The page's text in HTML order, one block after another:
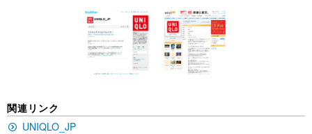
[EdoErgo] オフィスチェア 椅子 テレワーク 疲れな
い 跳ね上げ式アームレスト コンパクト 約105度ロッ
キング pc 事務椅子 360度回転 座面昇降 強化ナイロ
ン樹脂ベース 通気性メッシュ 在宅ワーク H-WY01
(黒網+黒枠+黒足)
￥5,699
ュチェア 人間工学 疲れない ブラック
EIZO ビジネス向けプレミアムモニター | FlexScan
EV3240X-WT | 31.5型4K UHD・USB Type-C・ホワ
イト
￥105,595
Amazonベーシック ペットシーツ 薄型 レギュラー 1
回使い捨て 無香料 ホワイト 300枚
￥3,373
x2袋(84枚) ホワイト(吸収面:ライトブルー)
関連リンク
UNIQLO_JP